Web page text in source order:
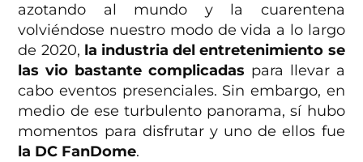
azotando al mundo y la cuarentena
volviéndose nuestro modo de vida a lo largo
de 2020, la industria del entretenimiento se
las vio bastante complicadas para llevar a
cabo eventos presenciales. Sin embargo, en
medio de ese turbulento panorama, sí hubo
momentos para disfrutar y uno de ellos fue
la DC FanDome.